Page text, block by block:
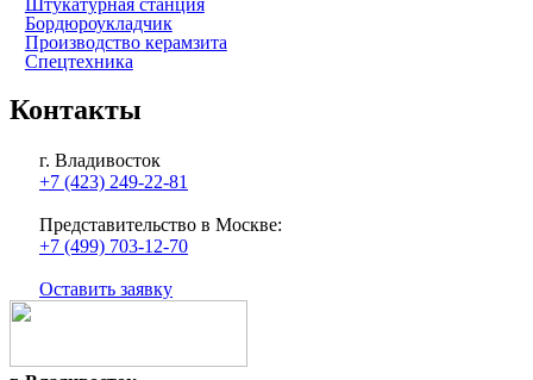
Бордюроукладчик
Производство керамзита
Спецтехника
Контакты
г. Владивосток
+7 (423) 249-22-81
Представительство в Москве:
+7 (499) 703-12-70
Оставить заявку